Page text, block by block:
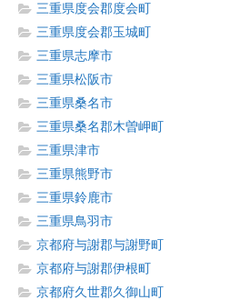
三重県度会郡度会町
三重県度会郡玉城町
三重県志摩市
三重県松阪市
三重県桑名市
三重県桑名郡木曽岬町
三重県津市
三重県熊野市
三重県鈴鹿市
三重県鳥羽市
京都府与謝郡与謝野町
京都府与謝郡伊根町
京都府久世郡久御山町